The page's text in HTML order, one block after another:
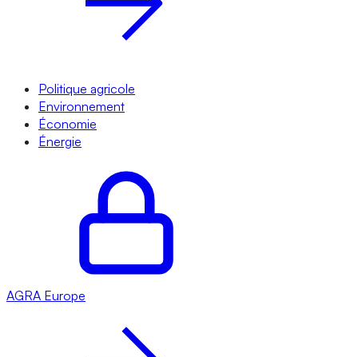
Politique agricole
Environnement
Économie
Énergie
AGRA Europe